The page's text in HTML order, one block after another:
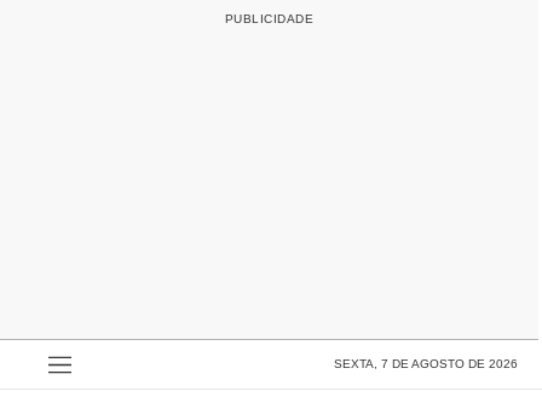
SEXTA, 7 DE AGOSTO DE 2026